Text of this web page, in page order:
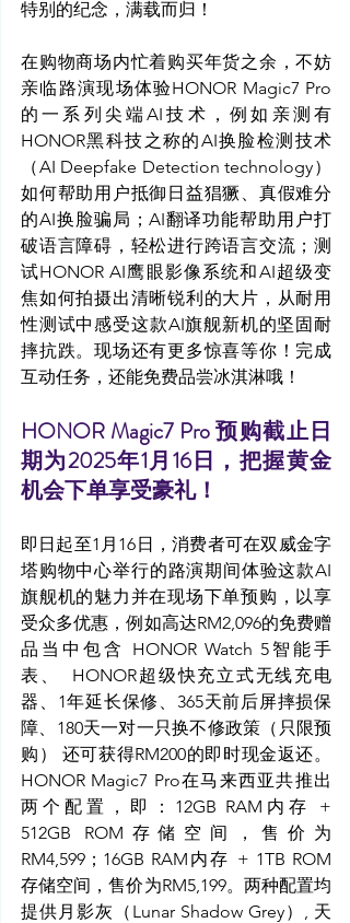
特别的纪念，满载而归！
在购物商场内忙着购买年货之余，不妨
亲临路演现场体验HONOR Magic7 Pro
的一系列尖端AI技术，例如亲测有
HONOR黑科技之称的AI换脸检测技术
（AI Deepfake Detection technology）
如何帮助用户抵御日益猖獗、真假难分
的AI换脸骗局；AI翻译功能帮助用户打
破语言障碍，轻松进行跨语言交流；测
试HONOR AI鹰眼影像系统和AI超级变
焦如何拍摄出清晰锐利的大片，从耐用
性测试中感受这款AI旗舰新机的坚固耐
摔抗跌。现场还有更多惊喜等你！完成
互动任务，还能免费品尝冰淇淋哦！
HONOR Magic7 Pro 预购截止日
期为2025年1月16日，把握黄金
机会下单享受豪礼！
即日起至1月16日，消费者可在双威金字
塔购物中心举行的路演期间体验这款AI
旗舰机的魅力并在现场下单预购，以享
受众多优惠，例如高达RM2,096的免费赠
品当中包含 HONOR Watch 5智能手
表、  HONOR超级快充立式无线充电
器、1年延长保修、365天前后屏摔损保
障、180天一对一只换不修政策（只限预
购） 还可获得RM200的即时现金返还。
HONOR Magic7 Pro在马来西亚共推出
两个配置，即：12GB RAM内存 +
512GB ROM存储空间，售价为
RM4,599；16GB RAM内存 + 1TB ROM
存储空间，售价为RM5,199。两种配置均
提供 月影灰（ Lunar Shadow Grey）, 天